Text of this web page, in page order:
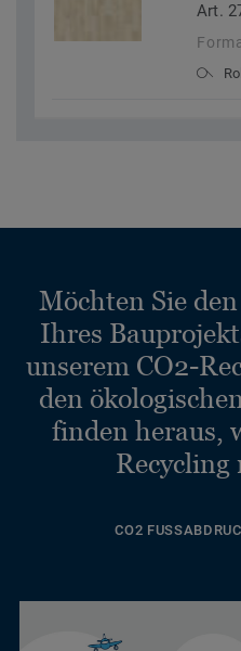
Art.
Möchten Sie
Ihres
unserem CO2-
den
finden heraus,
Recycling
CO2